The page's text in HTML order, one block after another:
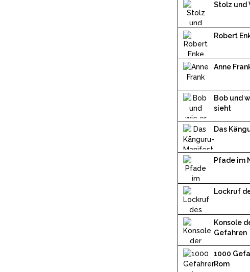
Stolz und
Robert
Anne
Bob und
sieht
Das
Pfade im
Lockruf
Konsole
Gefahren
1000
Rom